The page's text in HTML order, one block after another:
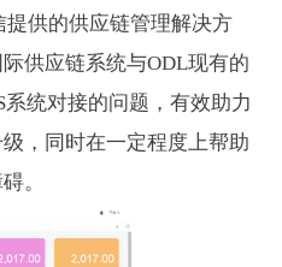
提供的供应链管理解决方
供应链系统与ODL现有的
系统对接的问题，有效助力
，同时在一定程度上帮助
。